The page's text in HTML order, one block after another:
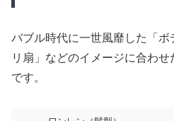
バブル時代に一世風靡した「ボ
リ扇」などのイメージに合わ
です。